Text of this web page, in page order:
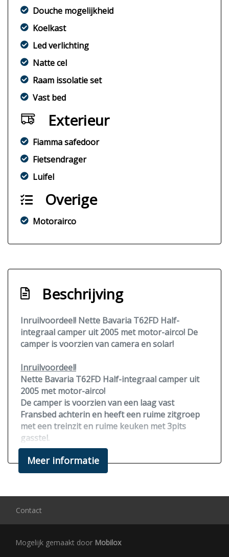
Douche mogelijkheid
Koelkast
Led verlichting
Natte cel
Raam issolatie set
Vast bed
Exterieur
Fiamma safedoor
Fietsendrager
Luifel
Overige
Motorairco
Beschrijving
Inruilvoordeel! Nette Bavaria T62FD Half-
integraal camper uit 2005 met motor-airco! De
camper is voorzien van camera en solar!
Inruilvoordeel!
Nette Bavaria T62FD Half-integraal camper uit
2005 metmotor-airco!
De camper is voorzien van een laag vast
Fransbed achterin en heeft een ruime zitgroep
met een treinzit en ruime keuken met 3pits
gasstel.
Het meubilair is netjes en er is voldoende
opbergruimte.
achteruitrijcameraen omvormer.
Onder de luifel is een buiten ledlamp
Vorig jaar voorzien van nieuwe banden, grote
Meer informatie
Contact
Mogelijk gemaakt door Mobilox